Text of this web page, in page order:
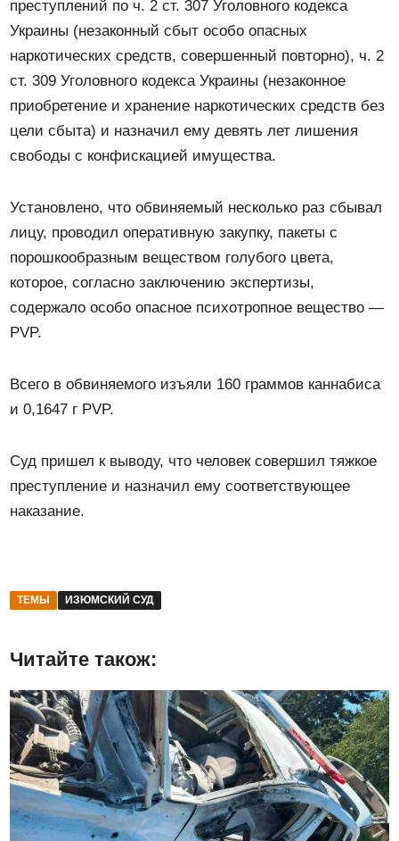
преступлений по ч. 2 ст. 307 Уголовного кодекса
Украины (незаконный сбыт особо опасных
наркотических средств, совершенный повторно), ч. 2
ст. 309 Уголовного кодекса Украины (незаконное
приобретение и хранение наркотических средств без
цели сбыта) и назначил ему девять лет лишения
свободы с конфискацией имущества.
Установлено, что обвиняемый несколько раз сбывал
лицу, проводил оперативную закупку, пакеты с
порошкообразным веществом голубого цвета,
которое, согласно заключению экспертизы,
содержало особо опасное психотропное вещество —
PVP.
Всего в обвиняемого изъяли 160 граммов каннабиса
и 0,1647 г PVP.
Суд пришел к выводу, что человек совершил тяжкое
преступление и назначил ему соответствующее
наказание.
ТЕМЫ ИЗЮМСКИЙ СУД
Читайте також: